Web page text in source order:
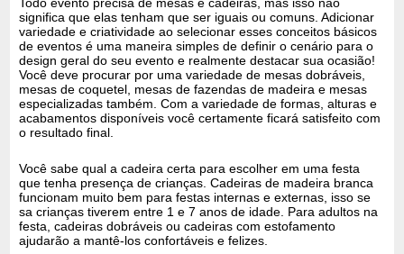
significa que elas tenham que ser iguais ou comuns. Adicionar
variedade e criatividade ao selecionar esses conceitos básicos
de eventos é uma maneira simples de definir o cenário para o
design geral do seu evento e realmente destacar sua ocasião!
Você deve procurar por uma variedade de mesas dobráveis,
mesas de coquetel, mesas de fazendas de madeira e mesas
especializadas também. Com a variedade de formas, alturas e
acabamentos disponíveis você certamente ficará satisfeito com
o resultado final.
Você sabe qual a cadeira certa para escolher em uma festa
que tenha presença de crianças. Cadeiras de madeira branca
funcionam muito bem para festas internas e externas, isso se
sa crianças tiverem entre 1 e 7 anos de idade. Para adultos na
festa, cadeiras dobráveis ​​ou cadeiras com estofamento
ajudarão a mantê-los confortáveis ​​e felizes.